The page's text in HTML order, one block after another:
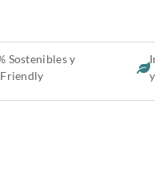
Sostenibles y